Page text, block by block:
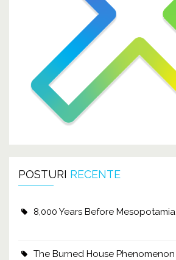
POSTURI RECENTE
8,000 Years Before Mesopotamia
The Burned House Phenomenon